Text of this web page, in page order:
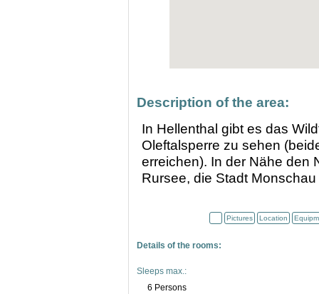
Description of the area:
In Hellenthal gibt es das
Oleftalsperre zu sehen
erreichen). In der Nähe den
Rursee, die Stadt
Pictures Location
Details of the rooms:
Sleeps max.:
6 Persons